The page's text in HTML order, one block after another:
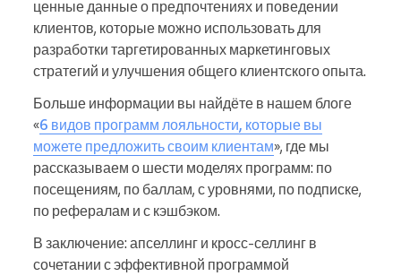
ценные данные о предпочтениях и поведении
клиентов, которые можно использовать для
разработки таргетированных маркетинговых
стратегий и улучшения общего клиентского опыта.
Больше информации вы найдёте в нашем блоге
«6 видов программ лояльности, которые вы
можете предложить своим клиентам», где мы
рассказываем о шести моделях программ: по
посещениям, по баллам, с уровнями, по подписке,
по рефералам и с кэшбэком.
В заключение: апселлинг и кросс-селлинг в
сочетании с эффективной программой